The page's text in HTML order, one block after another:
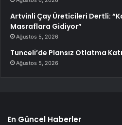
Artvinli Çay Üreticileri Dertli:
Masraflara Gidiyor”
Ağustos 5, 2026
Tunceli’de Plansız Otlatma
Ağustos 5, 2026
En Güncel Haberler